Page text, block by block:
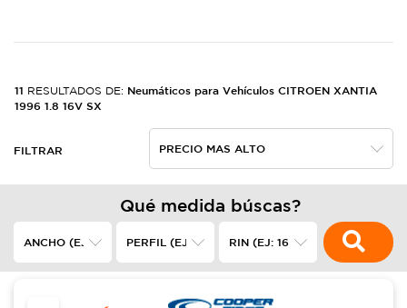
11 RESULTADOS DE: Neumáticos para Vehículos CITROEN XANTIA
1996 1.8 16V SX
FILTRAR
Qué medida búscas?